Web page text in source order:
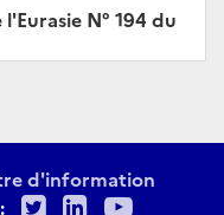
N° 194 du
d'information
TwitterLinkedIn